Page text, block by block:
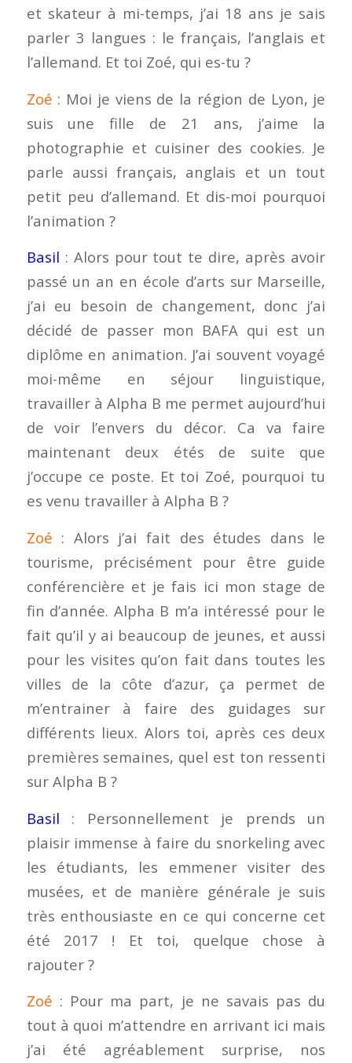
et skateur à mi-temps, j’ai 18 ans je sais
parler 3 langues : le français, l’anglais et
l’allemand. Et toi Zoé, qui es-tu ?
Zoé : Moi je viens de la région de Lyon, je
suis une fille de 21 ans, j’aime la
photographie et cuisiner des cookies. Je
parle aussi français, anglais et un tout
petit peu d’allemand. Et dis-moi pourquoi
l’animation ?
Basil : Alors pour tout te dire, après avoir
passé un an en école d’arts sur Marseille,
j’ai eu besoin de changement, donc j’ai
décidé de passer mon BAFA qui est un
diplôme en animation. J’ai souvent voyagé
moi-même en séjour linguistique,
travailler à Alpha B me permet aujourd’hui
de voir l’envers du décor. Ca va faire
maintenant deux étés de suite que
j’occupe ce poste. Et toi Zoé, pourquoi tu
es venu travailler à Alpha B ?
Zoé : Alors j’ai fait des études dans le
tourisme, précisément pour être guide
conférencière et je fais ici mon stage de
fin d’année. Alpha B m’a intéressé pour le
fait qu’il y ai beaucoup de jeunes, et aussi
pour les visites qu’on fait dans toutes les
villes de la côte d’azur, ça permet de
m’entrainer à faire des guidages sur
différents lieux. Alors toi, après ces deux
premières semaines, quel est ton ressenti
sur Alpha B ?
Basil : Personnellement je prends un
plaisir immense à faire du snorkeling avec
les étudiants, les emmener visiter des
musées, et de manière générale je suis
très enthousiaste en ce qui concerne cet
été 2017 ! Et toi, quelque chose à
rajouter ?
Zoé : Pour ma part, je ne savais pas du
tout à quoi m’attendre en arrivant ici mais
j’ai été agréablement surprise, nos